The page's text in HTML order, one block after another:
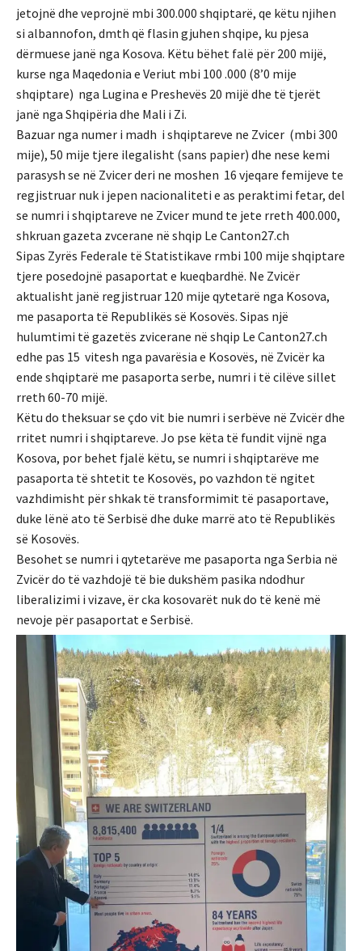
jetojnë dhe veprojnë mbi 300.000 shqiptarë, qe këtu njihen
si albannofon, dmth që flasin gjuhen shqipe, ku pjesa
dërmuese janë nga Kosova. Këtu bëhet falë për 200 mijë,
kurse nga Maqedonia e Veriut mbi 100 .000 (8’0 mije
shqiptare) nga Lugina e Preshevës 20 mijë dhe të tjerët
janë nga Shqipëria dhe Mali i Zi.
Bazuar nga numer i madh i shqiptareve ne Zvicer (mbi 300
mije), 50 mije tjere ilegalisht (sans papier) dhe nese kemi
parasysh se në Zvicer deri ne moshen 16 vjeqare femijeve te
regjistruar nuk i jepen nacionaliteti e as peraktimi fetar, del
se numri i shqiptareve ne Zvicer mund te jete rreth 400.000,
shkruan gazeta zvcerane në shqip Le Canton27.ch
Sipas Zyrës Federale të Statistikave rmbi 100 mije shqiptare
tjere posedojnë pasaportat e kueqbardhë. Ne Zvicër
aktualisht janë regjistruar 120 mije qytetarë nga Kosova,
me pasaporta të Republikës së Kosovës. Sipas një
hulumtimi të gazetës zvicerane në shqip Le Canton27.ch
edhe pas 15 vitesh nga pavarësia e Kosovës, në Zvicër ka
ende shqiptarë me pasaporta serbe, numri i të cilëve sillet
rreth 60-70 mijë.
Këtu do theksuar se çdo vit bie numri i serbëve në Zvicër dhe
rritet numri i shqiptareve. Jo pse këta të fundit vijnë nga
Kosova, por behet fjalë këtu, se numri i shqiptarëve me
pasaporta të shtetit te Kosovës, po vazhdon të ngitet
vazhdimisht për shkak të transformimit të pasaportave,
duke lënë ato të Serbisë dhe duke marrë ato të Republikës
së Kosovës.
Besohet se numri i qytetarëve me pasaporta nga Serbia në
Zvicër do të vazhdojë të bie dukshëm pasika ndodhur
liberalizimi i vizave, ër cka kosovarët nuk do të kenë më
nevoje për pasaportat e Serbisë.